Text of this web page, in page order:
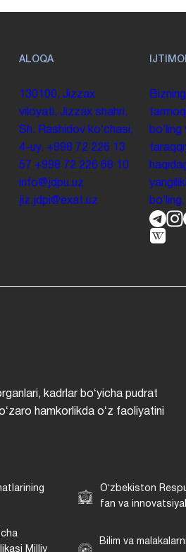
ALOQA
130100. Jizzax
viloyati, Jizzax shahri,
Sh. Rashidov koʻchasi,
4-uy. +998 72 226 13
57 +998 72 226 68 10
info@jdpu.uz
jiz.jdpi@exat.uz
boʻling
boʻling.
kadrlar boʻyicha pudrat
hamkorlikda oʻz faoliyatini
Oʻzbekiston
fan va
Milliy
Bilim va